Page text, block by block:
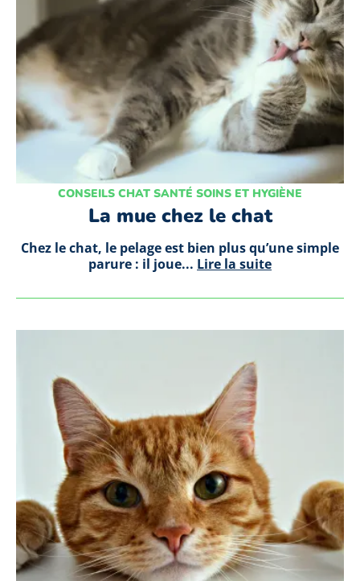
CONSEILS CHAT SANTÉ SOINS ET HYGIÈNE
La mue chez le chat
Chez le chat, le pelage est bien plus qu’une simple
parure : il joue... Lire la suite